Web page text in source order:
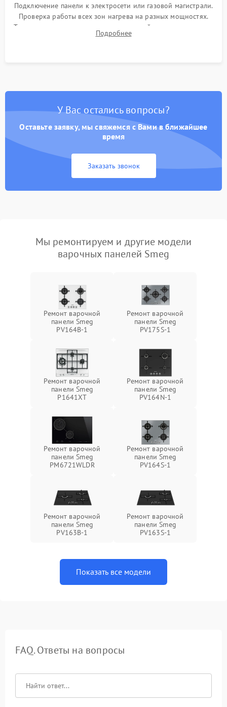
Подключение панели к электросети или газовой магистрали.
Проверка работы всех зон нагрева на разных мощностях.
Тестирование сенсорного управления, таймера, индикаторов
остаточного тепла и систем защиты от перегрева.
Подробнее
У Вас остались вопросы?
Оставьте заявку, мы свяжемся с Вами в ближайшее
время
Заказать звонок
Мы ремонтируем и другие модели
варочных панелей Smeg
Ремонт варочной
панели Smeg
PV164B-1
Ремонт варочной
панели Smeg
PV175S-1
Ремонт варочной
панели Smeg
P1641XT
Ремонт варочной
панели Smeg
PV164N-1
Ремонт варочной
панели Smeg
PM6721WLDR
Ремонт варочной
панели Smeg
PV164S-1
Ремонт варочной
панели Smeg
PV163B-1
Ремонт варочной
панели Smeg
PV163S-1
Показать все модели
FAQ. Ответы на вопросы